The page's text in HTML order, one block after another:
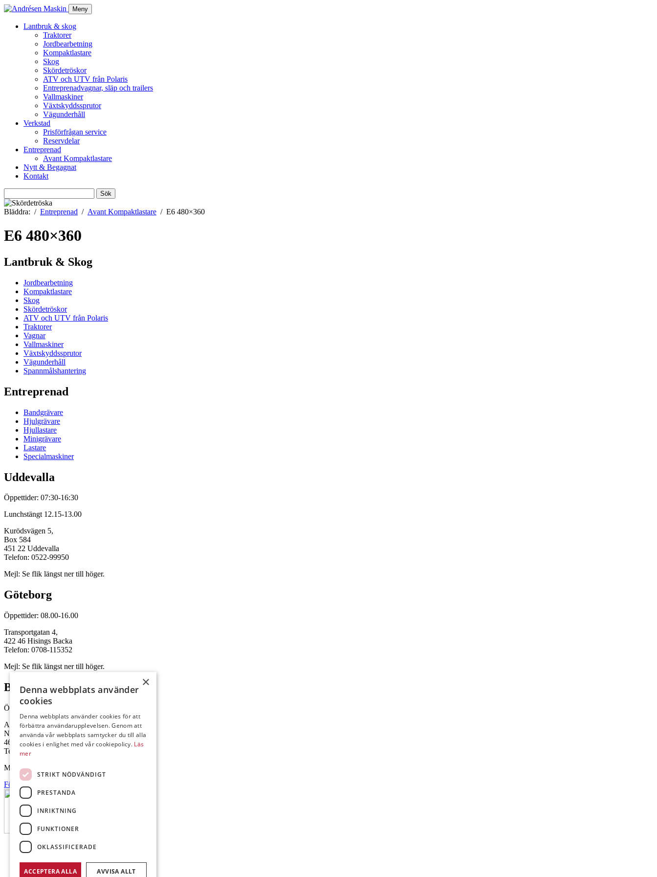
Meny
Lantbruk & skog
Traktorer
Jordbearbetning
Kompaktlastare
Skog
Skördetröskor
ATV och UTV från Polaris
Entreprenadvagnar, släp och trailers
Vallmaskiner
Växtskyddssprutor
Vägunderhåll
Verkstad
Prisförfrågan service
Reservdelar
Entreprenad
Avant Kompaktlastare
Nytt & Begagnat
Kontakt
efter:
Bläddra:
Entreprenad Avant Kompaktlastare E6 480×360
E6 480×360
Lantbruk & Skog
Jordbearbetning
Kompaktlastare
Skog
Skördetröskor
ATV och UTV från Polaris
Traktorer
Vagnar
Vallmaskiner
Växtskyddssprutor
Vägunderhåll
Spannmålshantering
Entreprenad
Bandgrävare
Hjulgrävare
Hjullastare
Minigrävare
Lastare
Specialmaskiner
Uddevalla
Öppettider: 07:30-16:30
Lunchstängt 12.15-13.00
Kurödsvägen 5,
Box 584
451 22 Uddevalla
Telefon: 0522-99950
Mejl: Se flik längst ner till höger.
Göteborg
Öppettider: 08.00-16.00
Transportgatan 4,
422 46 Hisings Backa
Telefon: 0708-115352
Mejl: Se flik längst ner till höger.
Brålanda
Öppettider: 07:00-16:00
Andrésen Maskin i Brålanda AB
Nuntorp 301
464 64 Brålanda
Telefon: 0521-57 57 30
Mejl: Se flik längst ner till höger.
Följ oss på Facebook
×
Denna webbplats använder
cookies
Denna webbplats använder cookies för att
förbättra användarupplevelsen. Genom att
använda vår webbplats samtycker du till alla
cookies i enlighet med vår cookiepolicy. Läs
mer
STRIKT NÖDVÄNDIGT
PRESTANDA
INRIKTNING
FUNKTIONER
OKLASSIFICERADE
ACCEPTERA ALLA AVVISA ALLT